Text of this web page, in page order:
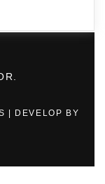
DEVELOP BY